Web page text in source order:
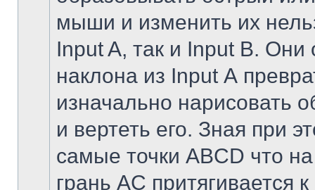
мыши и изменить их
Input A, так и Input B.
наклона из Input А
изначально нарисовать
и вертеть его. Зная при
самые точки ABCD что
грань AC притягивается